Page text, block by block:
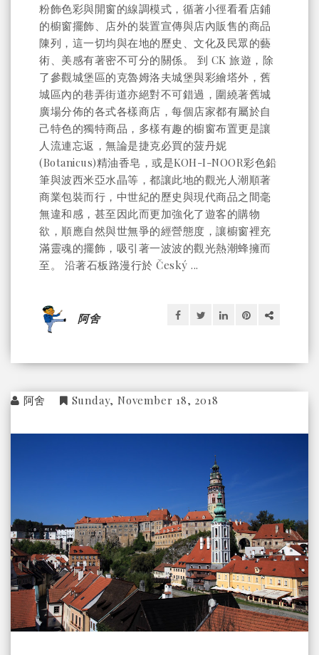
粉飾色彩與開窗的線調模式，循著小徑看看店鋪
的櫥窗擺飾、店外的裝置宣傳與店內販售的商品
陳列，這一切均與在地的歷史、文化及民眾的藝
術、美感有著密不可分的關係。 到 CK 旅遊，除
了參觀城堡區的克魯姆洛夫城堡與彩繪塔外，舊
城區內的巷弄街道亦絕對不可錯過，圍繞著舊城
廣場分佈的各式各樣商店，每個店家都有屬於自
己特色的獨特商品，多樣有趣的櫥窗布置更是讓
人流連忘返，無論是捷克必買的菠丹妮
(Botanicus)精油香皂，或是KOH-I-NOOR彩色鉛
筆與波西米亞水晶等，都讓此地的觀光人潮順著
商業包裝而行，中世紀的歷史與現代商品之間毫
無違和感，甚至因此而更加強化了遊客的購物
欲，順應自然與世無爭的經營態度，讓櫥窗裡充
滿靈魂的擺飾，吸引著一波波的觀光熱潮蜂擁而
至。 沿著石板路漫行於 Český ...
阿舍
阿舍 Sunday, November 18, 2018